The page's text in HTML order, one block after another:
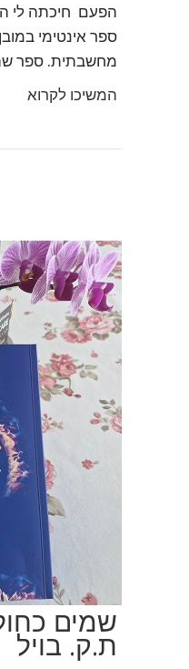
הפעם חיכתה לי
ספר אינטימי
מחשבתית. ספר
המשיכו לקרוא
שמים
ת.ק. בויל